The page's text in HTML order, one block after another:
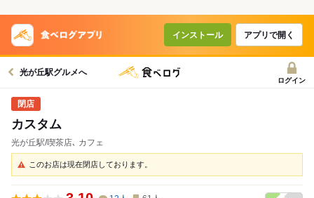
インストール アプリで開く
光が丘駅グルメへ
ログイン
カスタム
光が丘駅/喫茶店､ カフェ
このお店は現在閉店しております。